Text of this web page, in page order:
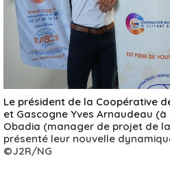
Le président de la Coopérative
et Gascogne Yves Arnaudeau
Obadia (manager de projet de
présenté leur nouvelle
©J2R/NG